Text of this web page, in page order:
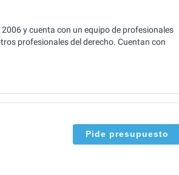
y cuenta con un equipo de profesionales
profesionales del derecho. Cuentan con
Pide presupuesto